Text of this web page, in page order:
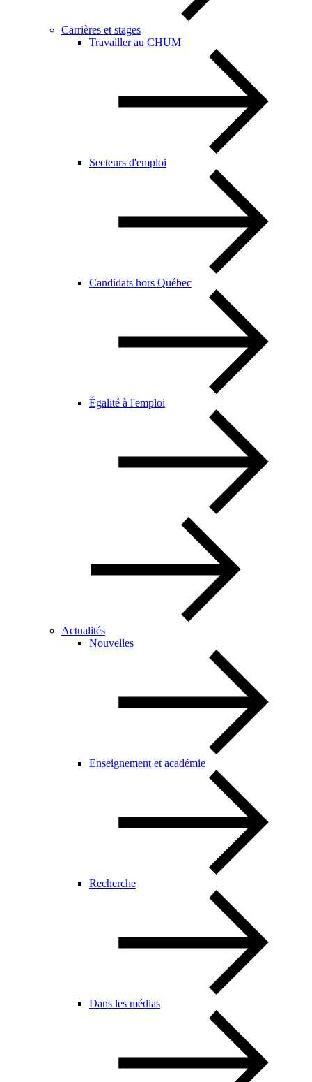
Carrières et stages
Travailler au CHUM
Secteurs d'emploi
Candidats hors Québec
Égalité à l'emploi
Actualités
Nouvelles
Enseignement et académie
Recherche
Dans les médias